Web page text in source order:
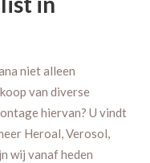
niet alleen
van diverse
hiervan? U vindt
Heroal, Verosol,
wij vanaf heden